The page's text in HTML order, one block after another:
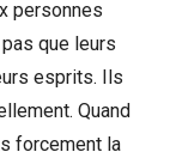
personnes
que leurs
esprits. Ils
Quand
forcement la